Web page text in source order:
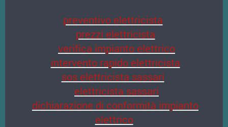
preventivo elettricista
prezzi elettricista
verifica impianto elettrico
intervento rapido elettricista
sos elettricista sassari
elettricista sassari
dichiarazione di conformità impianto
elettrico